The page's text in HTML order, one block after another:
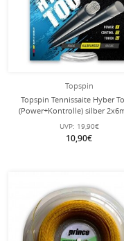
Topspin
Topspin Tennissaite Hyber
(Power+Kontrolle) silber
UVP: 19,90€
10,90€